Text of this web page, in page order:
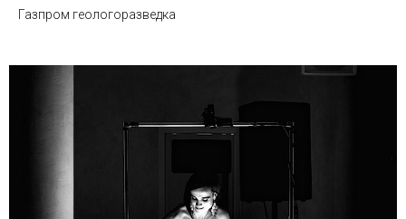
Газпром геологоразведка